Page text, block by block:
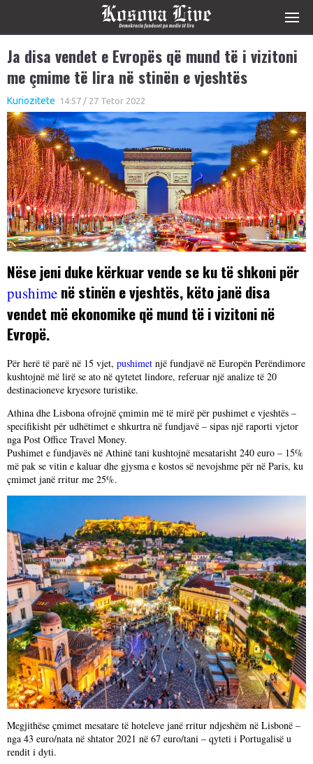
Ja disa vendet e Evropës që mund të i vizitoni
me çmime të lira në stinën e vjeshtës
Kuriozitete 14:57 / 27 Tetor 2022
Nëse jeni duke kërkuar vende se ku të shkoni për
pushime në stinën e vjeshtës, këto janë disa
vendet më ekonomike që mund të i vizitoni në
Evropë.
Për herë të parë në 15 vjet, pushimet një fundjavë në Europën Perëndimore
kushtojnë më lirë se ato në qytetet lindore, referuar një analize të 20
destinacioneve kryesore turistike.
Athina dhe Lisbona ofrojnë çmimin më të mirë për pushimet e vjeshtës –
specifikisht për udhëtimet e shkurtra në fundjavë – sipas një raporti vjetor
nga Post Office Travel Money.
Pushimet e fundjavës në Athinë tani kushtojnë mesatarisht 240 euro – 15%
më pak se vitin e kaluar dhe gjysma e kostos së nevojshme për në Paris, ku
çmimet janë rritur me 25%.
Megjithëse çmimet mesatare të hoteleve janë rritur ndjeshëm në Lisbonë –
nga 43 euro/nata në shtator 2021 në 67 euro/tani – qyteti i Portugalisë u
rendit i dyti.